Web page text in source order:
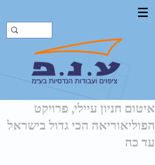
איטום חניון עיילי, פרויקט
הפוליאוריאה הכי גדול בישראל
עד כה